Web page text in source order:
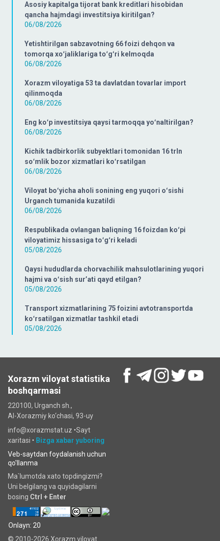
Asosiy kapitalga tijorat bank kreditlari hisobidan
qancha hajmdagi investitsiya kiritilgan?
06/08/2026
Yetishtirilgan sabzavotning 66 foizi dehqon va
tomorqa xoʻjaliklariga toʻgʻri kelmoqda
06/08/2026
Xorazm viloyatiga 53 ta davlatdan tovarlar import
qilinmoqda
06/08/2026
Eng koʻp investitsiya qaysi tarmoqqa yoʻnaltirilgan?
06/08/2026
Kichik tadbirkorlik subyektlari tomonidan 16 trln
soʻmlik bozor xizmatlari koʻrsatilgan
06/08/2026
Viloyat boʻyicha aholi sonining eng yuqori oʻsishi
Urganch tumanida kuzatildi
06/08/2026
Respublikada ovlangan baliqning 16 foizdan koʻpi
viloyatimiz hissasiga toʻgʻri keladi
05/08/2026
Qaysi hududlarda chorvachilik mahsulotlarining yuqori
hajmi va oʻsish surʼati qayd etilgan?
05/08/2026
Transport xizmatlarining 75 foizini avtotransportda
koʻrsatilgan xizmatlar tashkil etadi
05/08/2026
Xorazm viloyat statistika
boshqarmasi
220100, Urganch sh.,
Al-Xorazmiy ko‘chаsi, 93-uy
info@xorazmstat.uz •Sayt
xaritasi • Bizga xabar yuboring
Veb-saytdan foydalanish uchun
qo'llanma
Ma`lumotda xato topdingizmi?
Uni belgilang va quyidagilarni
bosing Ctrl + Enter
Onlayn: 20
© 2010-2026 Xorazm viloyat